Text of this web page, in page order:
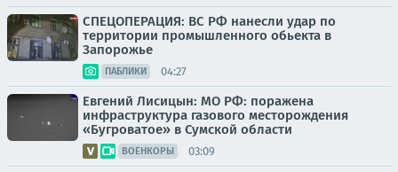
СПЕЦОПЕРАЦИЯ: ВС РФ нанесли удар по
территории промышленного обьекта в
Запорожье
ПАБЛИКИ 04:27
Евгений Лисицын: МО РФ: поражена
инфраструктура газового месторождения
«Бугроватое» в Сумской области
ВОЕНКОРЫ 03:09